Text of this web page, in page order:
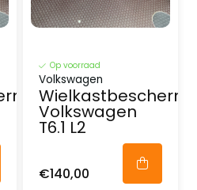
Op voorraad
Volkswagen
Volkswagen
T6.1 L2
€140,00